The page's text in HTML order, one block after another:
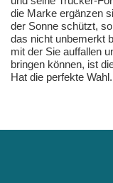
die Marke ergänzen
der Sonne schützt,
das nicht unbemerkt
mit der Sie auffallen
bringen können, ist
Hat die perfekte Wahl.